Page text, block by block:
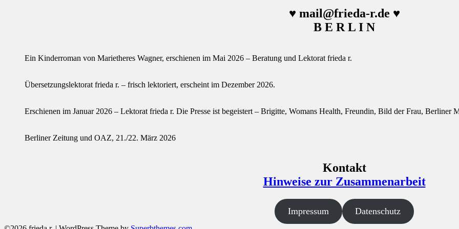
♥ mail@frieda-r.de ♥
B E R L I N
Ein Kinderroman von Marietheres Wagner, erschienen im Mai 2026 – Beratung und Lektorat frieda r.
Übersetzungslektorat frieda r. – frisch lektoriert, erscheint im Dezember 2026.
Erschienen im Januar 2026 – Lektorat frieda r. Die Presse ist begeistert – Brigitte, Womans Health, Freundin, Bild der Frau, Berliner
Berliner Zeitung und OAZ, 21./22. März 2026
Kontakt
Hinweise zur Zusammenarbeit
Impressum Datenschutz